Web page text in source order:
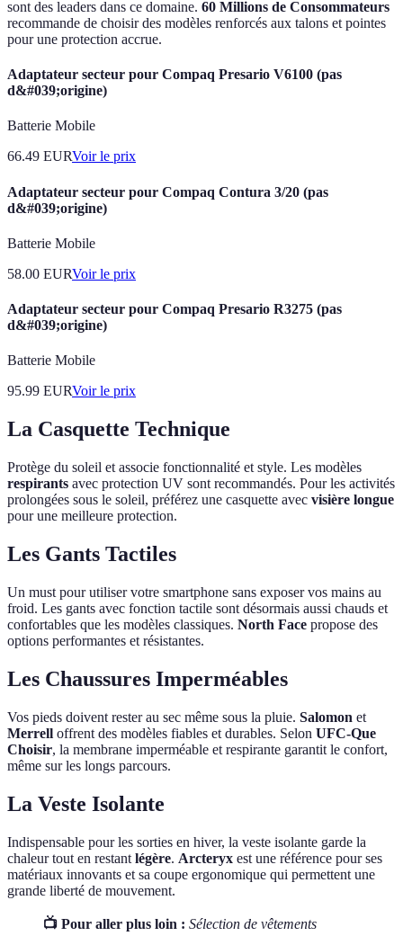
sont des leaders dans ce domaine. 60 Millions de Consommateurs
recommande de choisir des modèles renforcés aux talons et pointes
pour une protection accrue.
Adaptateur secteur pour Compaq Presario V6100 (pas
d&#039;origine)
Batterie Mobile
66.49 EURVoir le prix
Adaptateur secteur pour Compaq Contura 3/20 (pas
d&#039;origine)
Batterie Mobile
58.00 EURVoir le prix
Adaptateur secteur pour Compaq Presario R3275 (pas
d&#039;origine)
Batterie Mobile
95.99 EURVoir le prix
La Casquette Technique
Protège du soleil et associe fonctionnalité et style. Les modèles
respirants avec protection UV sont recommandés. Pour les activités
prolongées sous le soleil, préférez une casquette avec visière longue
pour une meilleure protection.
Les Gants Tactiles
Un must pour utiliser votre smartphone sans exposer vos mains au
froid. Les gants avec fonction tactile sont désormais aussi chauds et
confortables que les modèles classiques. North Face propose des
options performantes et résistantes.
Les Chaussures Imperméables
Vos pieds doivent rester au sec même sous la pluie. Salomon et
Merrell offrent des modèles fiables et durables. Selon UFC-Que
Choisir, la membrane imperméable et respirante garantit le confort,
même sur les longs parcours.
La Veste Isolante
Indispensable pour les sorties en hiver, la veste isolante garde la
chaleur tout en restant légère. Arcteryx est une référence pour ses
matériaux innovants et sa coupe ergonomique qui permettent une
grande liberté de mouvement.
📺 Pour aller plus loin : Sélection de vêtements